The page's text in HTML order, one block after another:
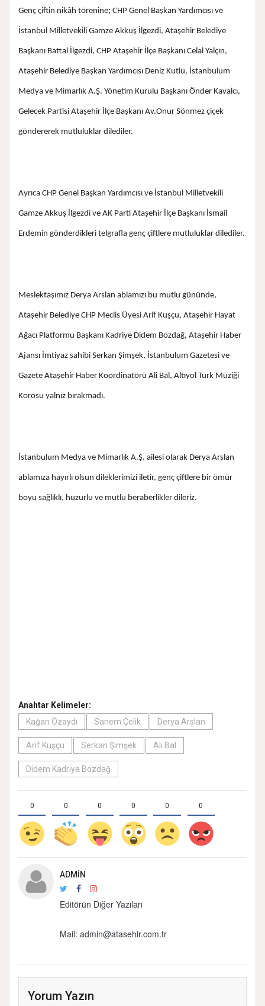
Genç çiftin nikâh törenine; CHP Genel Başkan Yardımcısı ve
İstanbul Milletvekili Gamze Akkuş İlgezdi, Ataşehir Belediye
Başkanı Battal İlgezdi, CHP Ataşehir İlçe Başkanı Celal Yalçın,
Ataşehir Belediye Başkan Yardımcısı Deniz Kutlu, İstanbulum
Medya ve Mimarlık A.Ş. Yönetim Kurulu Başkanı Önder Kavalcı,
Gelecek Partisi Ataşehir İlçe Başkanı Av.Onur Sönmez çiçek
göndererek mutluluklar dilediler.
Ayrıca CHP Genel Başkan Yardımcısı ve İstanbul Milletvekili
Gamze Akkuş İlgezdi ve AK Parti Ataşehir İlçe Başkanı İsmail
Erdemin gönderdikleri telgrafla genç çiftlere mutluluklar dilediler.
Meslektaşımız Derya Arslan ablamızı bu mutlu gününde,
Ataşehir Belediye CHP Meclis Üyesi Arif Kuşçu, Ataşehir Hayat
Ağacı Platformu Başkanı Kadriye Didem Bozdağ, Ataşehir Haber
Ajansı İmtiyaz sahibi Serkan Şimşek, İstanbulum Gazetesi ve
Gazete Ataşehir Haber Koordinatörü Ali Bal, Altıyol Türk Müziği
Korosu yalnız bırakmadı.
İstanbulum Medya ve Mimarlık A.Ş. ailesi olarak Derya Arslan
ablamıza hayırlı olsun dileklerimizi iletir, genç çiftlere bir ömür
boyu sağlıklı, huzurlu ve mutlu beraberlikler dileriz.
Anahtar Kelimeler:
Kağan Özaydı
Sanem Çelik Derya Arslan
Arif Kuşçu Serkan Şimşek Ali Bal
Didem Kadriye Bozdağ
0 0 0 0 0 0
ADMIN
Editörün Diğer Yazıları
Mail: admin@atasehir.com.tr
Yorum Yazın